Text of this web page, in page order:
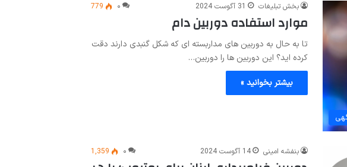
بخش تبلیغات 31 آگوست 2024 ۰ 779
موارد استفاده دوربین دام
تا به حال به دوربین‌ های مداربسته ‌ای که شکل گنبدی دارند دقت
کرده‌ اید؟ این دوربین ‌ها را دوربین…
بیشتر بخوانید »
بنفشه امینی 14 آگوست 2024 ۰ 1,359